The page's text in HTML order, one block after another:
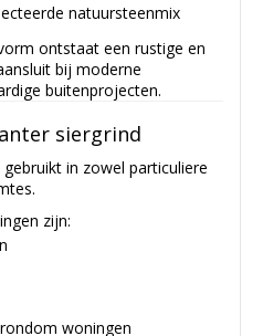
natuursteenmix
ontstaat een rustige en
bij moderne
buitenprojecten.
siergrind
in zowel particuliere
zijn:
woningen